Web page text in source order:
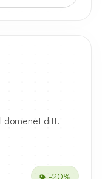
domenet ditt.
-20%